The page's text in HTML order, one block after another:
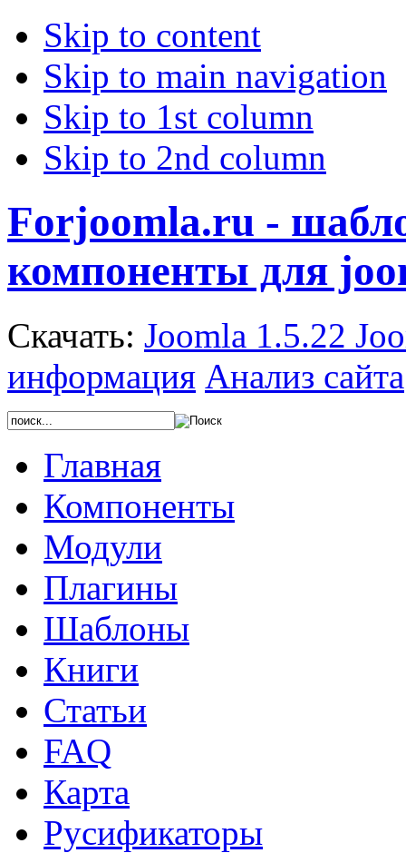
Skip to content
Skip to main navigation
Skip to 1st column
Skip to 2nd column
Forjoomla.ru -
компоненты для
Скачать: Joomla 1.5.22
информация Анализ сайта
Главная
Компоненты
Модули
Плагины
Шаблоны
Книги
Статьи
FAQ
Карта
Русификаторы